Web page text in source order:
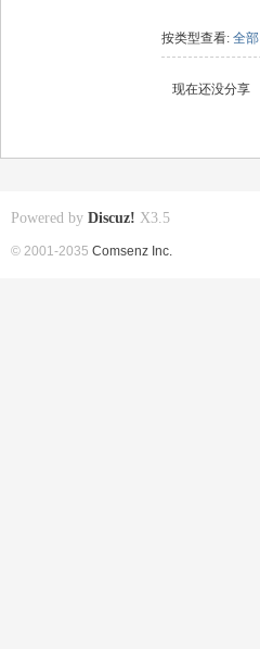
按类型查看: 全部
现在还没分享
Powered by Discuz! X3.5
© 2001-2035 Comsenz Inc.